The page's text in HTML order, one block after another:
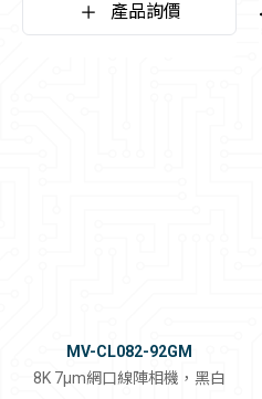
產品詢價
MV-CL082-92GM
8K 7μm網口線陣相機，黑白